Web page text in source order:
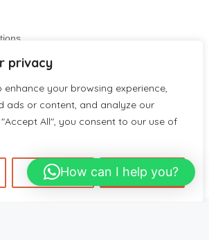
privacy
enhance your browsing experience,
ads or content, and analyze our
All", you consent to our use of
Reject All Accept All
Online
How can I help you?